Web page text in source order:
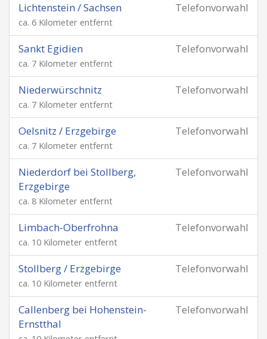
Telefonvorwahl
Lichtenstein / Sachsen
ca. 6 Kilometer entfernt
Telefonvorwahl
Sankt Egidien
ca. 7 Kilometer entfernt
Telefonvorwahl
Niederwürschnitz
ca. 7 Kilometer entfernt
Telefonvorwahl
Oelsnitz / Erzgebirge
ca. 7 Kilometer entfernt
Telefonvorwahl
Niederdorf bei Stollberg,
Erzgebirge
ca. 8 Kilometer entfernt
Telefonvorwahl
Limbach-Oberfrohna
ca. 10 Kilometer entfernt
Telefonvorwahl
Stollberg / Erzgebirge
ca. 10 Kilometer entfernt
Telefonvorwahl
Callenberg bei Hohenstein-
Ernstthal